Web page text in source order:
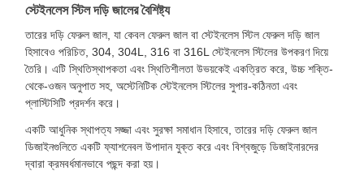
স্টেইনলেস স্টিল দড়ি জালের বৈশিষ্ট্য
তারের দড়ি ফেরুল জাল, যা কেবল ফেরুল জাল বা স্টেইনলেস স্টিল ফেরুল দড়ি জাল
হিসাবেও পরিচিত, 304, 304L, 316 বা 316L স্টেইনলেস স্টিলের উপকরণ দিয়ে
তৈরি। এটি স্থিতিস্থাপকতা এবং স্থিতিশীলতা উভয়কেই একত্রিত করে, উচ্চ শক্তি-
থেকে-ওজন অনুপাত সহ, অস্টেনিটিক স্টেইনলেস স্টিলের সুপার-কঠিনতা এবং
প্লাস্টিসিটি প্রদর্শন করে।
একটি আধুনিক স্থাপত্য সজ্জা এবং সুরক্ষা সমাধান হিসাবে, তারের দড়ি ফেরুল জাল
ডিজাইনগুলিতে একটি ফ্যাশনেবল উপাদান যুক্ত করে এবং বিশ্বজুড়ে ডিজাইনারদের
দ্বারা ক্রমবর্ধমানভাবে পছন্দ করা হয়।